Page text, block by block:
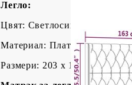
Легло:
Цвят: Светлосив
Материал: Плат (100%
Размери: 203 x 163 x 118/